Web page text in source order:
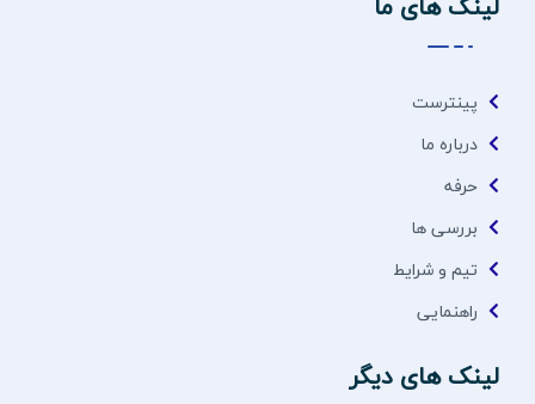
پینترست
درباره ما
حرفه
بررسی ها
تیم و شرایط
راهنمایی
لینک های دیگر